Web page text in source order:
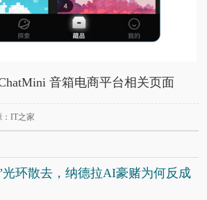
音箱电商平台相关页面
IT之家
光环散去，纳德拉AI豪赌为何反成